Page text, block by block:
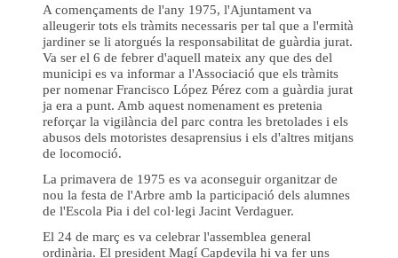
A començaments de l'any 1975, l'Ajuntament va
alleugerir tots els tràmits necessaris per tal que a l'ermità
jardiner se li atorgués la responsabilitat de guàrdia jurat.
Va ser el 6 de febrer d'aquell mateix any que des del
municipi es va informar a l'Associació que els tràmits
per nomenar Francisco López Pérez com a guàrdia jurat
ja era a punt. Amb aquest nomenament es pretenia
reforçar la vigilància del parc contra les bretolades i els
abusos dels motoristes desaprensius i els d'altres mitjans
de locomoció.
La primavera de 1975 es va aconseguir organitzar de
nou la festa de l'Arbre amb la participació dels alumnes
de l'Escola Pia i del col·legi Jacint Verdaguer.
El 24 de març es va celebrar l'assemblea general
ordinària. El president Magí Capdevila hi va fer uns